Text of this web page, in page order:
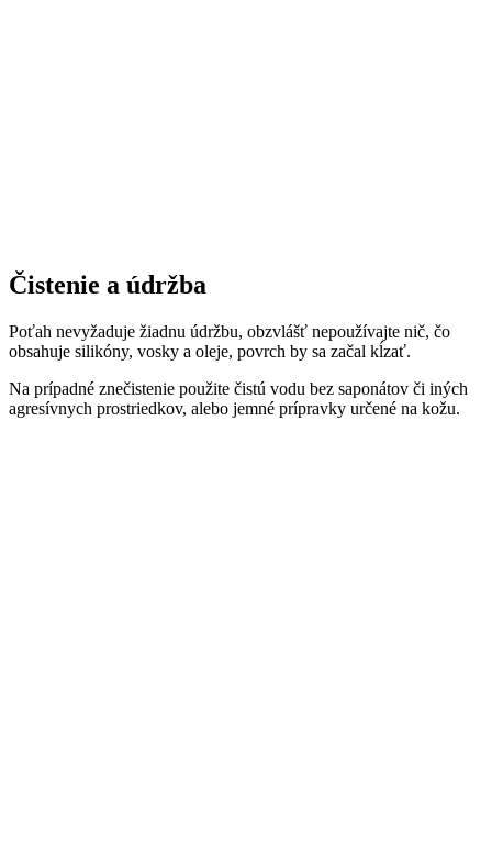
Čistenie a údržba
Poťah nevyžaduje žiadnu údržbu, obzvlášť nepoužívajte nič, čo
obsahuje silikóny, vosky a oleje, povrch by sa začal kĺzať.
Na prípadné znečistenie použite čistú vodu bez saponátov či iných
agresívnych prostriedkov, alebo jemné prípravky určené na kožu.